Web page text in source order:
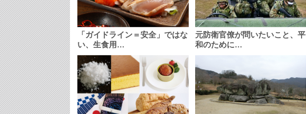
「ガイドライン＝安全」ではな
い、生食用…
元防衛官僚が問いたいこと、平
和のために…